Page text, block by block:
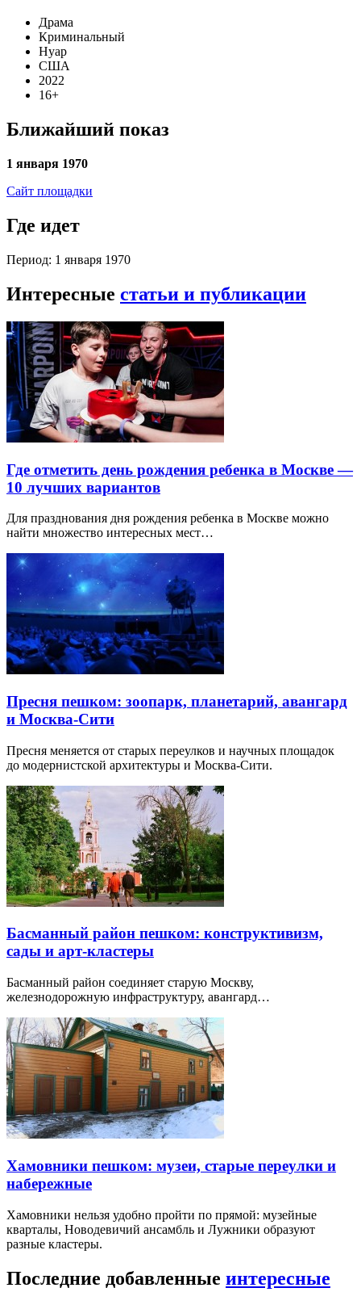
Драма
Криминальный
Нуар
США
2022
16+
Ближайший показ
1 января 1970
Сайт площадки
Где идет
Период: 1 января 1970
Интересные статьи и публикации
Где отметить день рождения ребенка в Москве —
10 лучших вариантов
Для празднования дня рождения ребенка в Москве можно
найти множество интересных мест…
Пресня пешком: зоопарк, планетарий, авангард
и Москва-Сити
Пресня меняется от старых переулков и научных площадок
до модернистской архитектуры и Москва-Сити.
Басманный район пешком: конструктивизм,
сады и арт-кластеры
Басманный район соединяет старую Москву,
железнодорожную инфраструктуру, авангард…
Хамовники пешком: музеи, старые переулки и
набережные
Хамовники нельзя удобно пройти по прямой: музейные
кварталы, Новодевичий ансамбль и Лужники образуют
разные кластеры.
Последние добавленные интересные